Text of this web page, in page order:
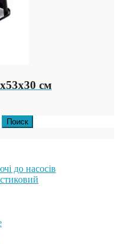
см
до насосів